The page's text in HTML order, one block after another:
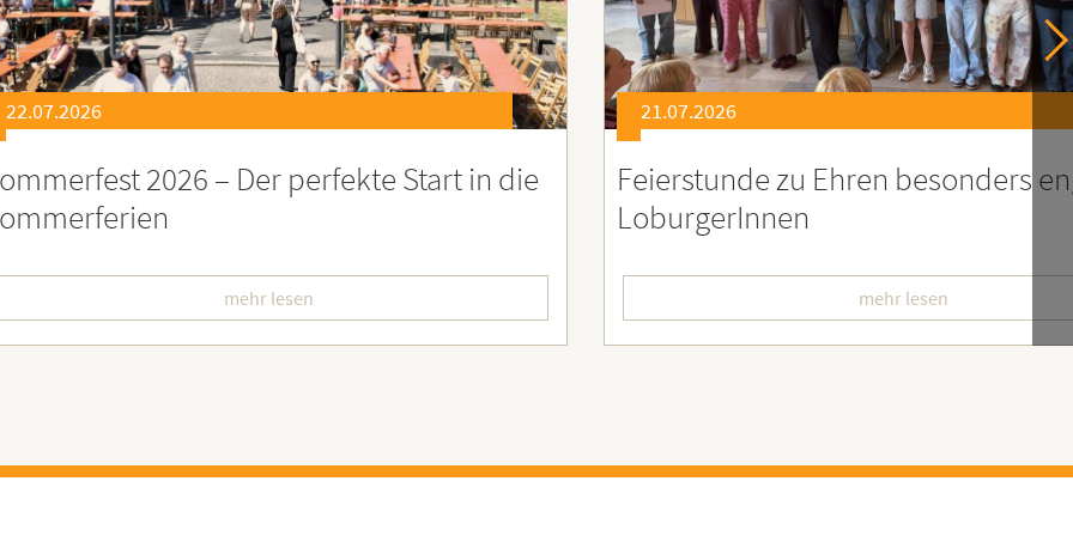
21.07.2026
zu Ehren besonders engagierter
mehr lesen
21.07.2026
Soziales Engagement für
Ruanda – Wir sind dabei!
mehr lesen